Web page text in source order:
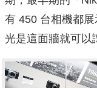
有 450 台相機都展
光是這面牆就可以